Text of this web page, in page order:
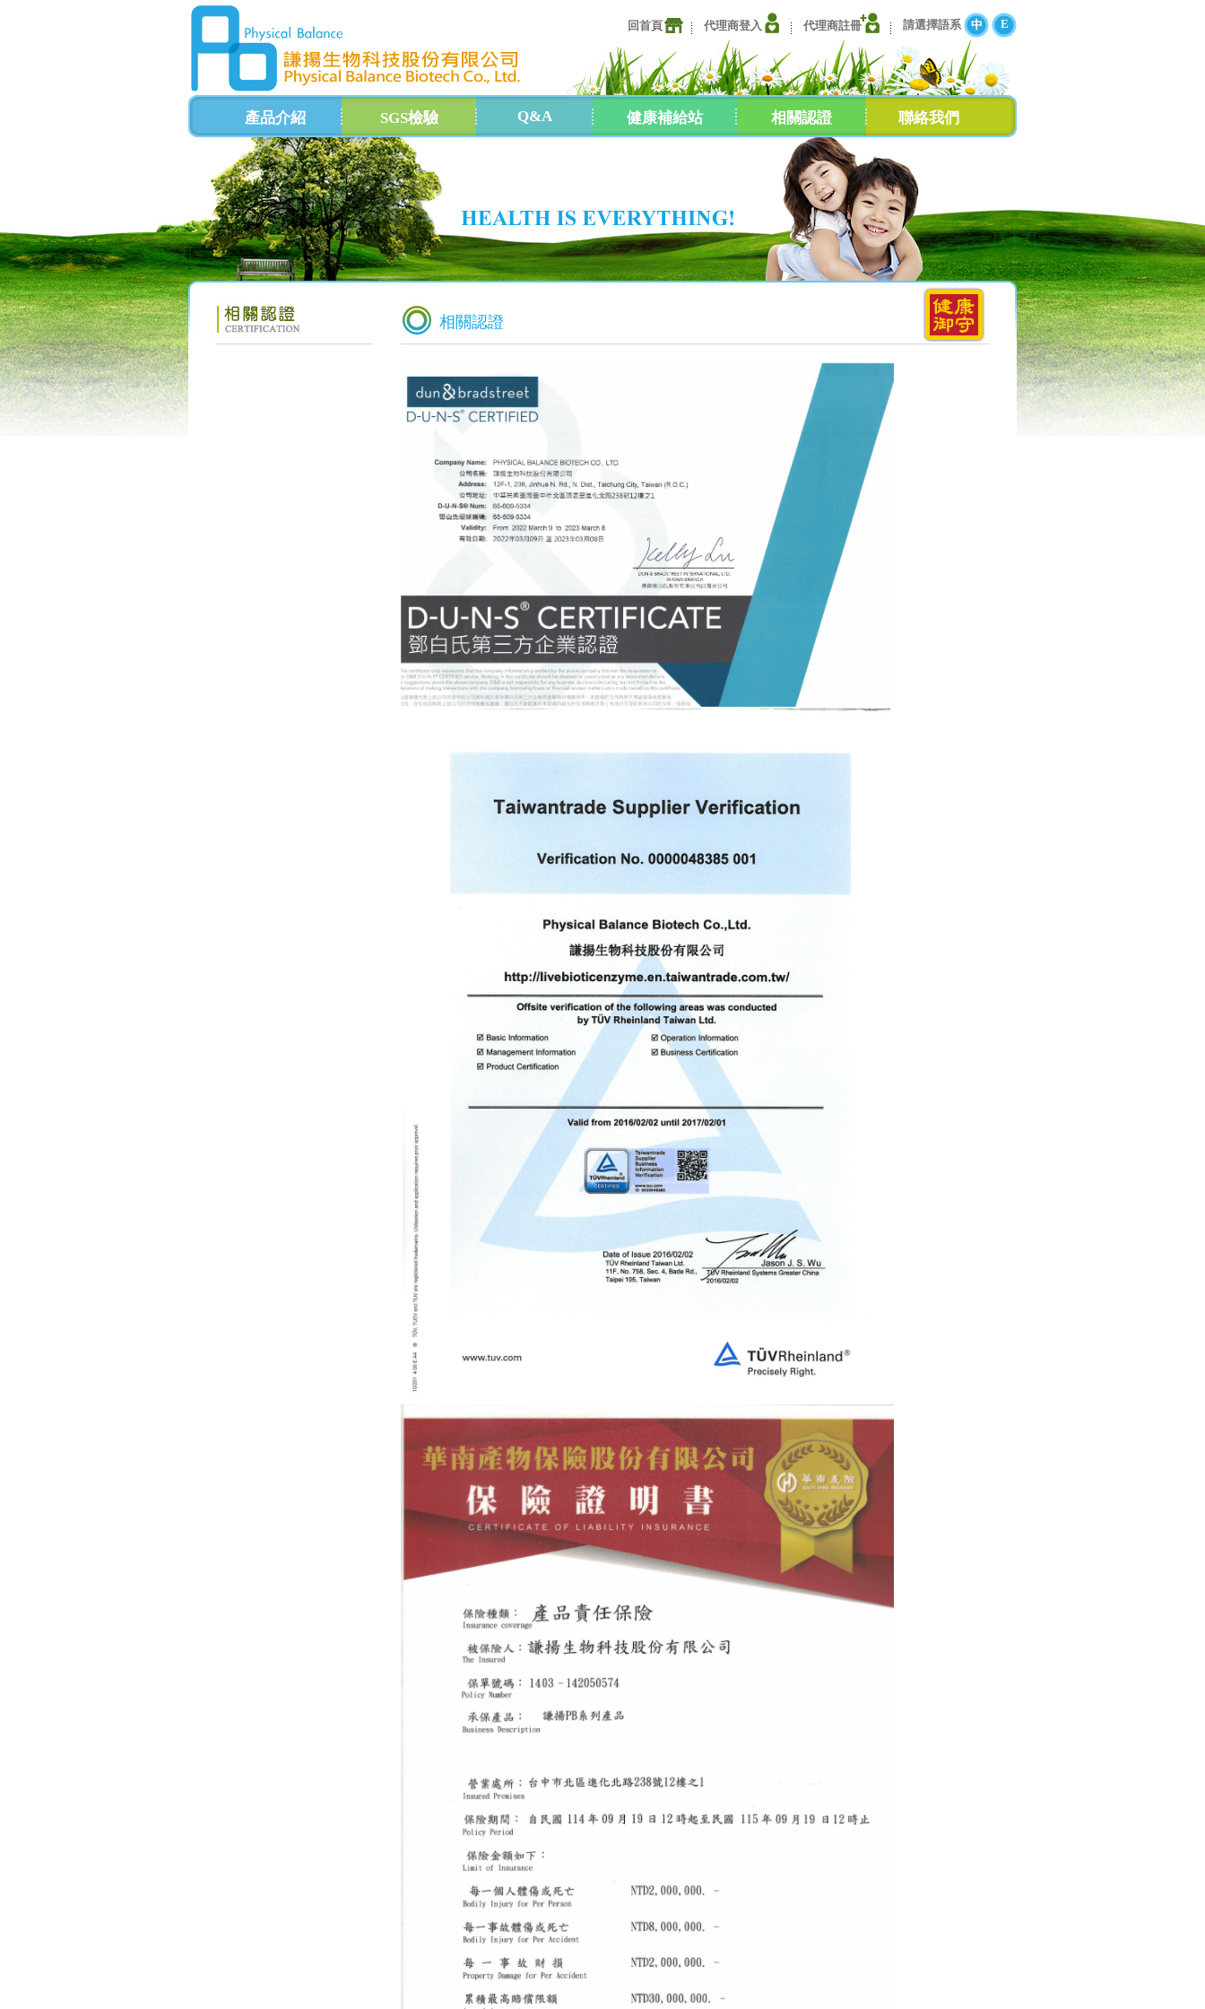
E
中
請選擇語系
代理商註冊
代理商登入
回首頁
產品介紹 SGS檢驗 Q&A 健康補給站 相關認證 聯絡我們
相關認證